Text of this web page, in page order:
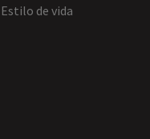
Estilo de vida